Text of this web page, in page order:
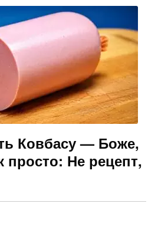
Ковбасу — Боже,
просто: Не рецепт,